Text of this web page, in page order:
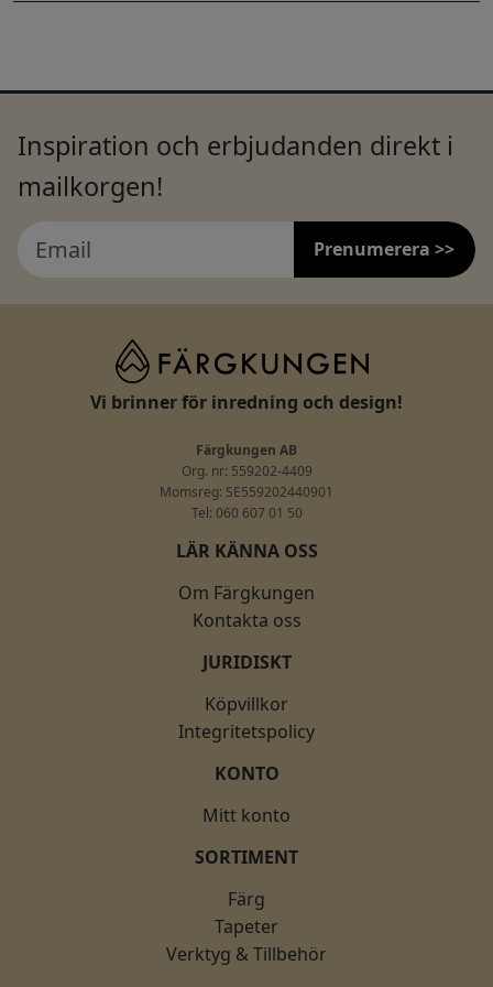
Inspiration och erbjudanden direkt i
mailkorgen!
Prenumerera >>
Vi brinner för inredning och design!
Färgkungen AB
Org. nr: 559202-4409
Momsreg: SE559202440901
Tel: 060 607 01 50
LÄR KÄNNA OSS
Om Färgkungen
Kontakta oss
JURIDISKT
Köpvillkor
Integritetspolicy
KONTO
Mitt konto
SORTIMENT
Färg
Tapeter
Verktyg & Tillbehör